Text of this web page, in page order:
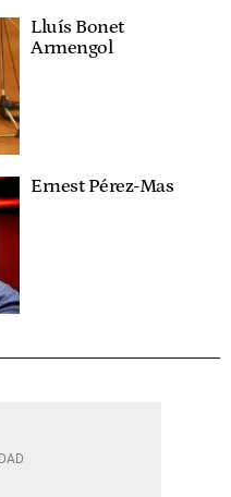
Lluís Bonet
Armengol
Ernest Pérez-Mas